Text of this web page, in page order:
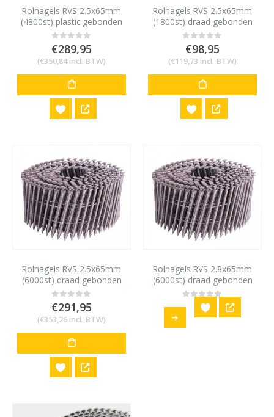
Rolnagels RVS 2.5x65mm
(4800st) plastic gebonden
0out of 5
€289,95
(€350,84incl. BTW)
Rolnagels RVS 2.5x65mm
(1800st) draad gebonden
bolkop vlakke rol
0out of 5
€98,95
(€119,73 incl. BTW)
Rolnagels RVS 2.5x65mm
(6000st) draad gebonden
bolkop vlakke rol
0out of 5
€291,95
(€353,26 incl. BTW)
Rolnagels RVS 2.8x65mm
(6000st) draad gebonden
bolkop vlakke rol
out of 5